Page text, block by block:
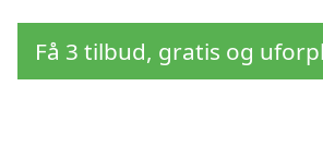
Få 3 tilbud, gratis og